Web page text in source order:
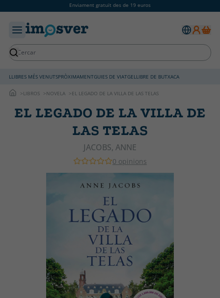
Enviament gratuït des de 19 euros
LLIBRES MÉS VENUTSPRÒXIMAMENTGUIES DE VIATGELLIBRE DE BUTXACA
LIBROS NOVELA EL LEGADO DE LA VILLA DE LAS TELAS
EL LEGADO DE LA VILLA DE
LAS TELAS
JACOBS, ANNE
0 opinions